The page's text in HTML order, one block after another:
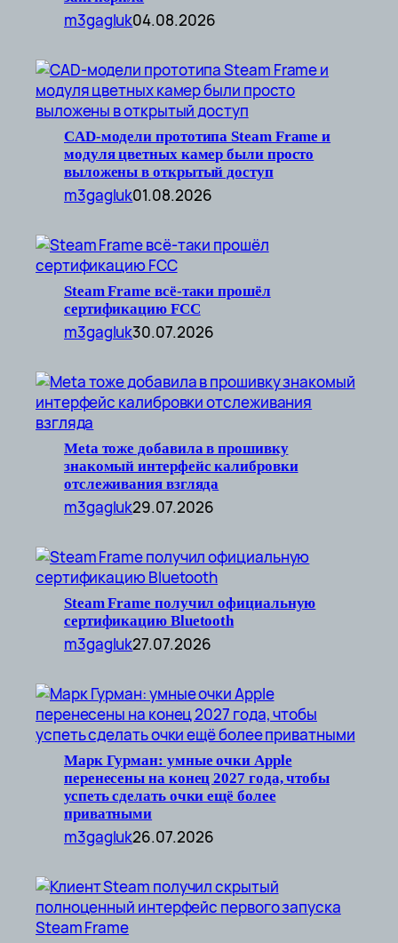
m3gagluk04.08.2026
CAD-модели прототипа Steam Frame и
модуля цветных камер были просто
выложены в открытый доступ
m3gagluk01.08.2026
Steam Frame всё-таки прошёл
сертификацию FCC
m3gagluk30.07.2026
Meta тоже добавила в прошивку
знакомый интерфейс калибровки
отслеживания взгляда
m3gagluk29.07.2026
Steam Frame получил официальную
сертификацию Bluetooth
m3gagluk27.07.2026
Марк Гурман: умные очки Apple
перенесены на конец 2027 года, чтобы
успеть сделать очки ещё более
приватными
m3gagluk26.07.2026